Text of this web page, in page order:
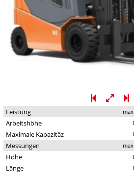
Leistung max
Arbeitshöhe
Maximale Kapazitäz
Messungen
max
Höhe
Länge